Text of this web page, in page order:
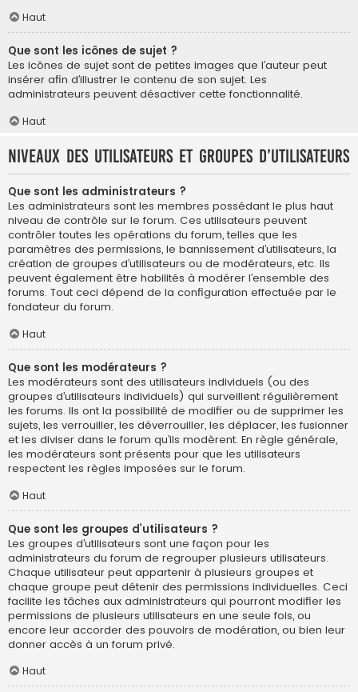
Haut
Que sont les icônes de sujet ?
Les icônes de sujet sont de petites images que l’auteur peut
insérer afin d’illustrer le contenu de son sujet. Les
administrateurs peuvent désactiver cette fonctionnalité.
Haut
Niveaux des utilisateurs et groupes d’utilisateurs
Que sont les administrateurs ?
Les administrateurs sont les membres possédant le plus haut
niveau de contrôle sur le forum. Ces utilisateurs peuvent
contrôler toutes les opérations du forum, telles que les
paramètres des permissions, le bannissement d’utilisateurs, la
création de groupes d’utilisateurs ou de modérateurs, etc. Ils
peuvent également être habilités à modérer l’ensemble des
forums. Tout ceci dépend de la configuration effectuée par le
fondateur du forum.
Haut
Que sont les modérateurs ?
Les modérateurs sont des utilisateurs individuels (ou des
groupes d’utilisateurs individuels) qui surveillent régulièrement
les forums. Ils ont la possibilité de modifier ou de supprimer les
sujets, les verrouiller, les déverrouiller, les déplacer, les fusionner
et les diviser dans le forum qu’ils modèrent. En règle générale,
les modérateurs sont présents pour que les utilisateurs
respectent les règles imposées sur le forum.
Haut
Que sont les groupes d’utilisateurs ?
Les groupes d’utilisateurs sont une façon pour les
administrateurs du forum de regrouper plusieurs utilisateurs.
Chaque utilisateur peut appartenir à plusieurs groupes et
chaque groupe peut détenir des permissions individuelles. Ceci
facilite les tâches aux administrateurs qui pourront modifier les
permissions de plusieurs utilisateurs en une seule fois, ou
encore leur accorder des pouvoirs de modération, ou bien leur
donner accès à un forum privé.
Haut